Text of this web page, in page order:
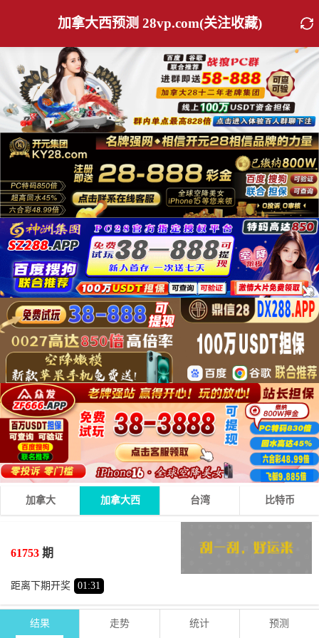
加拿大西预测 28vp.com(关注收藏)
加拿大 加拿大西 台湾 比特币
61753 期
距离下期开奖 01:31
6 + 8 + 3 = 17
期号 号码
结果 走势 统计 预测